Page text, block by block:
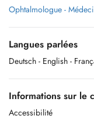
Ophtalmologue -
Langues parlées
Deutsch - English -
Informations sur le
Accessibilité